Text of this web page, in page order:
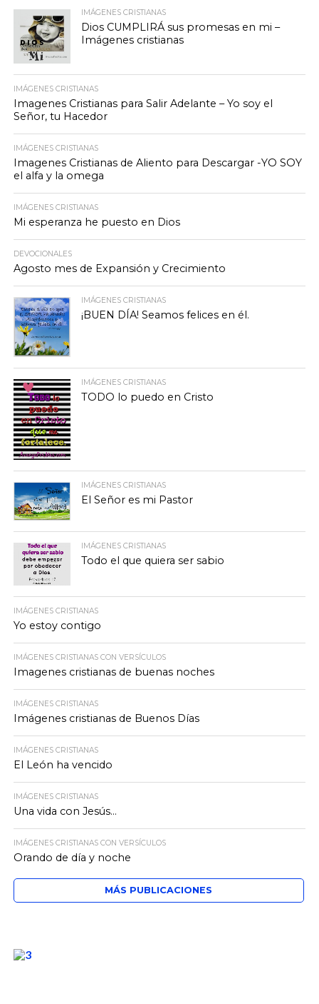
IMÁGENES CRISTIANAS
Dios CUMPLIRÁ sus promesas en mi –
Imágenes cristianas
IMÁGENES CRISTIANAS
Imagenes Cristianas para Salir Adelante – Yo soy el
Señor, tu Hacedor
IMÁGENES CRISTIANAS
Imagenes Cristianas de Aliento para Descargar -YO SOY
el alfa y la omega
IMÁGENES CRISTIANAS
Mi esperanza he puesto en Dios
DEVOCIONALES
Agosto mes de Expansión y Crecimiento
IMÁGENES CRISTIANAS
¡BUEN DÍA! Seamos felices en él.
IMÁGENES CRISTIANAS
TODO lo puedo en Cristo
IMÁGENES CRISTIANAS
El Señor es mi Pastor
IMÁGENES CRISTIANAS
Todo el que quiera ser sabio
IMÁGENES CRISTIANAS
Yo estoy contigo
IMÁGENES CRISTIANAS CON VERSÍCULOS
Imagenes cristianas de buenas noches
IMÁGENES CRISTIANAS
Imágenes cristianas de Buenos Días
IMÁGENES CRISTIANAS
El León ha vencido
IMÁGENES CRISTIANAS
Una vida con Jesús…
IMÁGENES CRISTIANAS CON VERSÍCULOS
Orando de día y noche
MÁS PUBLICACIONES